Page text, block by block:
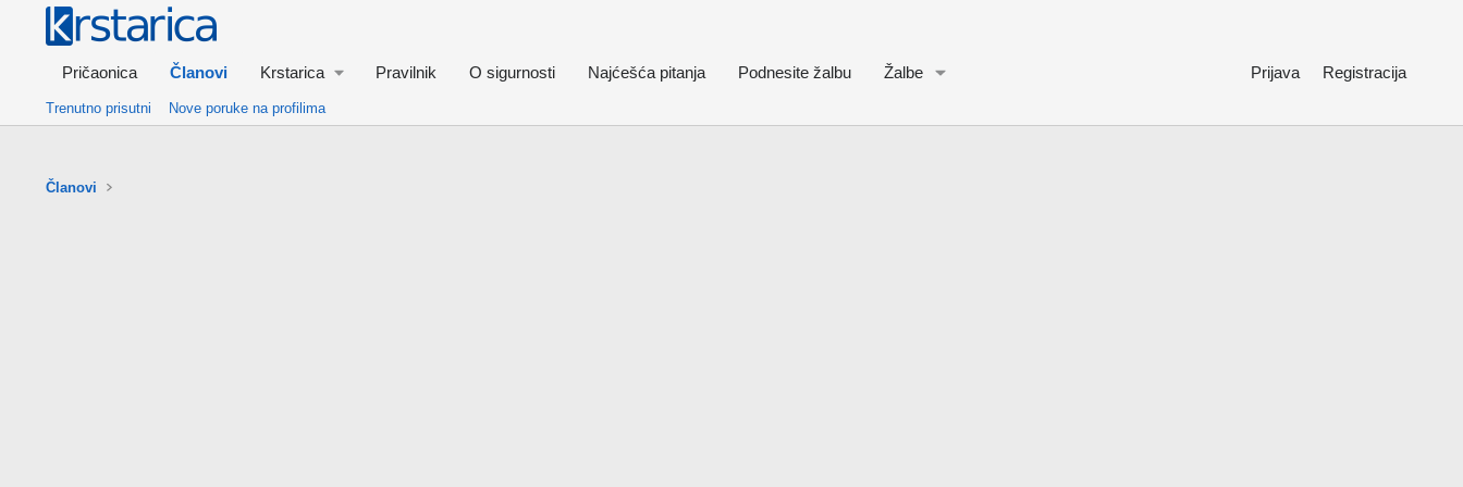
Pričaonica Članovi Krstarica Pravilnik O sigurnosti Najćešća pitanja Podnesite žalbu Žalbe Prijava Registracija
Trenutno prisutni Nove poruke na profilima
Članovi